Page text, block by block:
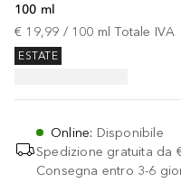
100 ml
€ 19,99 / 100 ml Totale IVA
ESTATE
Online: Disponibile
Spedizione gratuita da
Consegna entro 3-6